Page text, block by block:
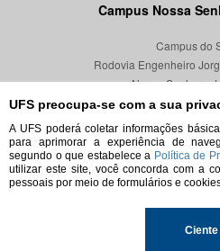
UFS preocupa-se com a sua
A UFS poderá coletar informações
para aprimorar a experiência de
segundo o que estabelece a Política de
utilizar este site, você concorda com a
pessoais por meio de formulários e
Ciente
Campus Nossa
Campus do
Rodovia Engenheiro
Nossa Senhora
CEP
© 2026. Todos os